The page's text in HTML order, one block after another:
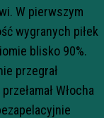
W pierwszym
wygranych piłek
blisko 90%.
przegrał
Włocha